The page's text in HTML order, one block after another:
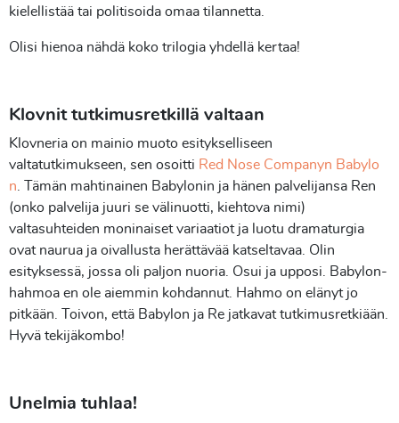
kielellistää tai politisoida omaa tilannetta.
Olisi hienoa nähdä koko trilogia yhdellä kertaa!
Klovnit tutkimusretkillä valtaan
Klovneria on mainio muoto esitykselliseen
valtatutkimukseen, sen osoitti Red Nose Companyn Babylo
n . Tämän mahtinainen Babylonin ja hänen palvelijansa Ren
(onko palvelija juuri se välinuotti, kiehtova nimi)
valtasuhteiden moninaiset variaatiot ja luotu dramaturgia
ovat naurua ja oivallusta herättävää katseltavaa. Olin
esityksessä, jossa oli paljon nuoria. Osui ja upposi. Babylon-
hahmoa en ole aiemmin kohdannut. Hahmo on elänyt jo
pitkään. Toivon, että Babylon ja Re jatkavat tutkimusretkiään.
Hyvä tekijäkombo!
Unelmia tuhlaa!